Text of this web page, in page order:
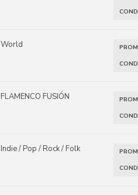
World
FLAMENCO FUSIÓN
Indie / Pop / Rock / Folk